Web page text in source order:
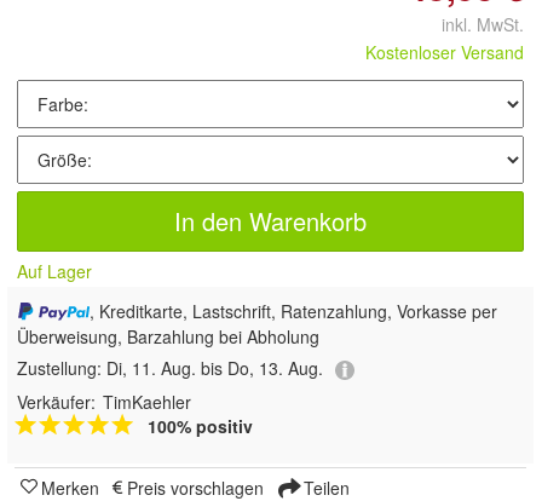
inkl. MwSt.
Kostenloser Versand
In den Warenkorb
Auf Lager
, Kreditkarte, Lastschrift, Ratenzahlung, Vorkasse per
Überweisung, Barzahlung bei Abholung
Zustellung: Di, 11. Aug. bis Do, 13. Aug.
Verkäufer: TimKaehler
100% positiv
Merken Preis vorschlagen Teilen